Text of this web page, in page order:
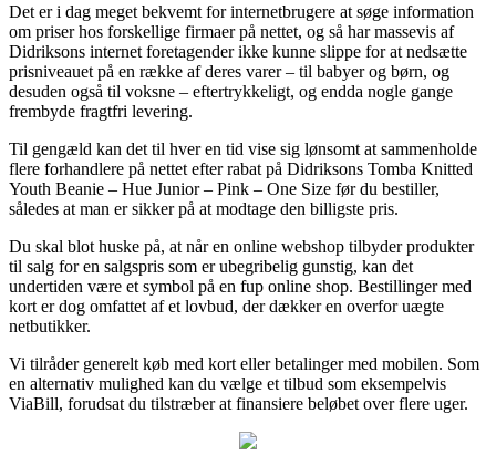
Det er i dag meget bekvemt for internetbrugere at søge information
om priser hos forskellige firmaer på nettet, og så har massevis af
Didriksons internet foretagender ikke kunne slippe for at nedsætte
prisniveauet på en række af deres varer – til babyer og børn, og
desuden også til voksne – eftertrykkeligt, og endda nogle gange
frembyde fragtfri levering.
Til gengæld kan det til hver en tid vise sig lønsomt at sammenholde
flere forhandlere på nettet efter rabat på Didriksons Tomba Knitted
Youth Beanie – Hue Junior – Pink – One Size før du bestiller,
således at man er sikker på at modtage den billigste pris.
Du skal blot huske på, at når en online webshop tilbyder produkter
til salg for en salgspris som er ubegribelig gunstig, kan det
undertiden være et symbol på en fup online shop. Bestillinger med
kort er dog omfattet af et lovbud, der dækker en overfor uægte
netbutikker.
Vi tilråder generelt køb med kort eller betalinger med mobilen. Som
en alternativ mulighed kan du vælge et tilbud som eksempelvis
ViaBill, forudsat du tilstræber at finansiere beløbet over flere uger.